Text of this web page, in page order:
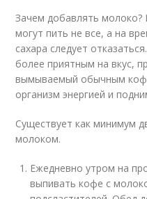
Зачем добавлять молоко?
могут пить не все, а на
сахара следует
более приятным на вкус,
вымываемый обычным
организм энергией и
Существует как минимум
молоком.
Ежедневно утром на
выпивать кофе с